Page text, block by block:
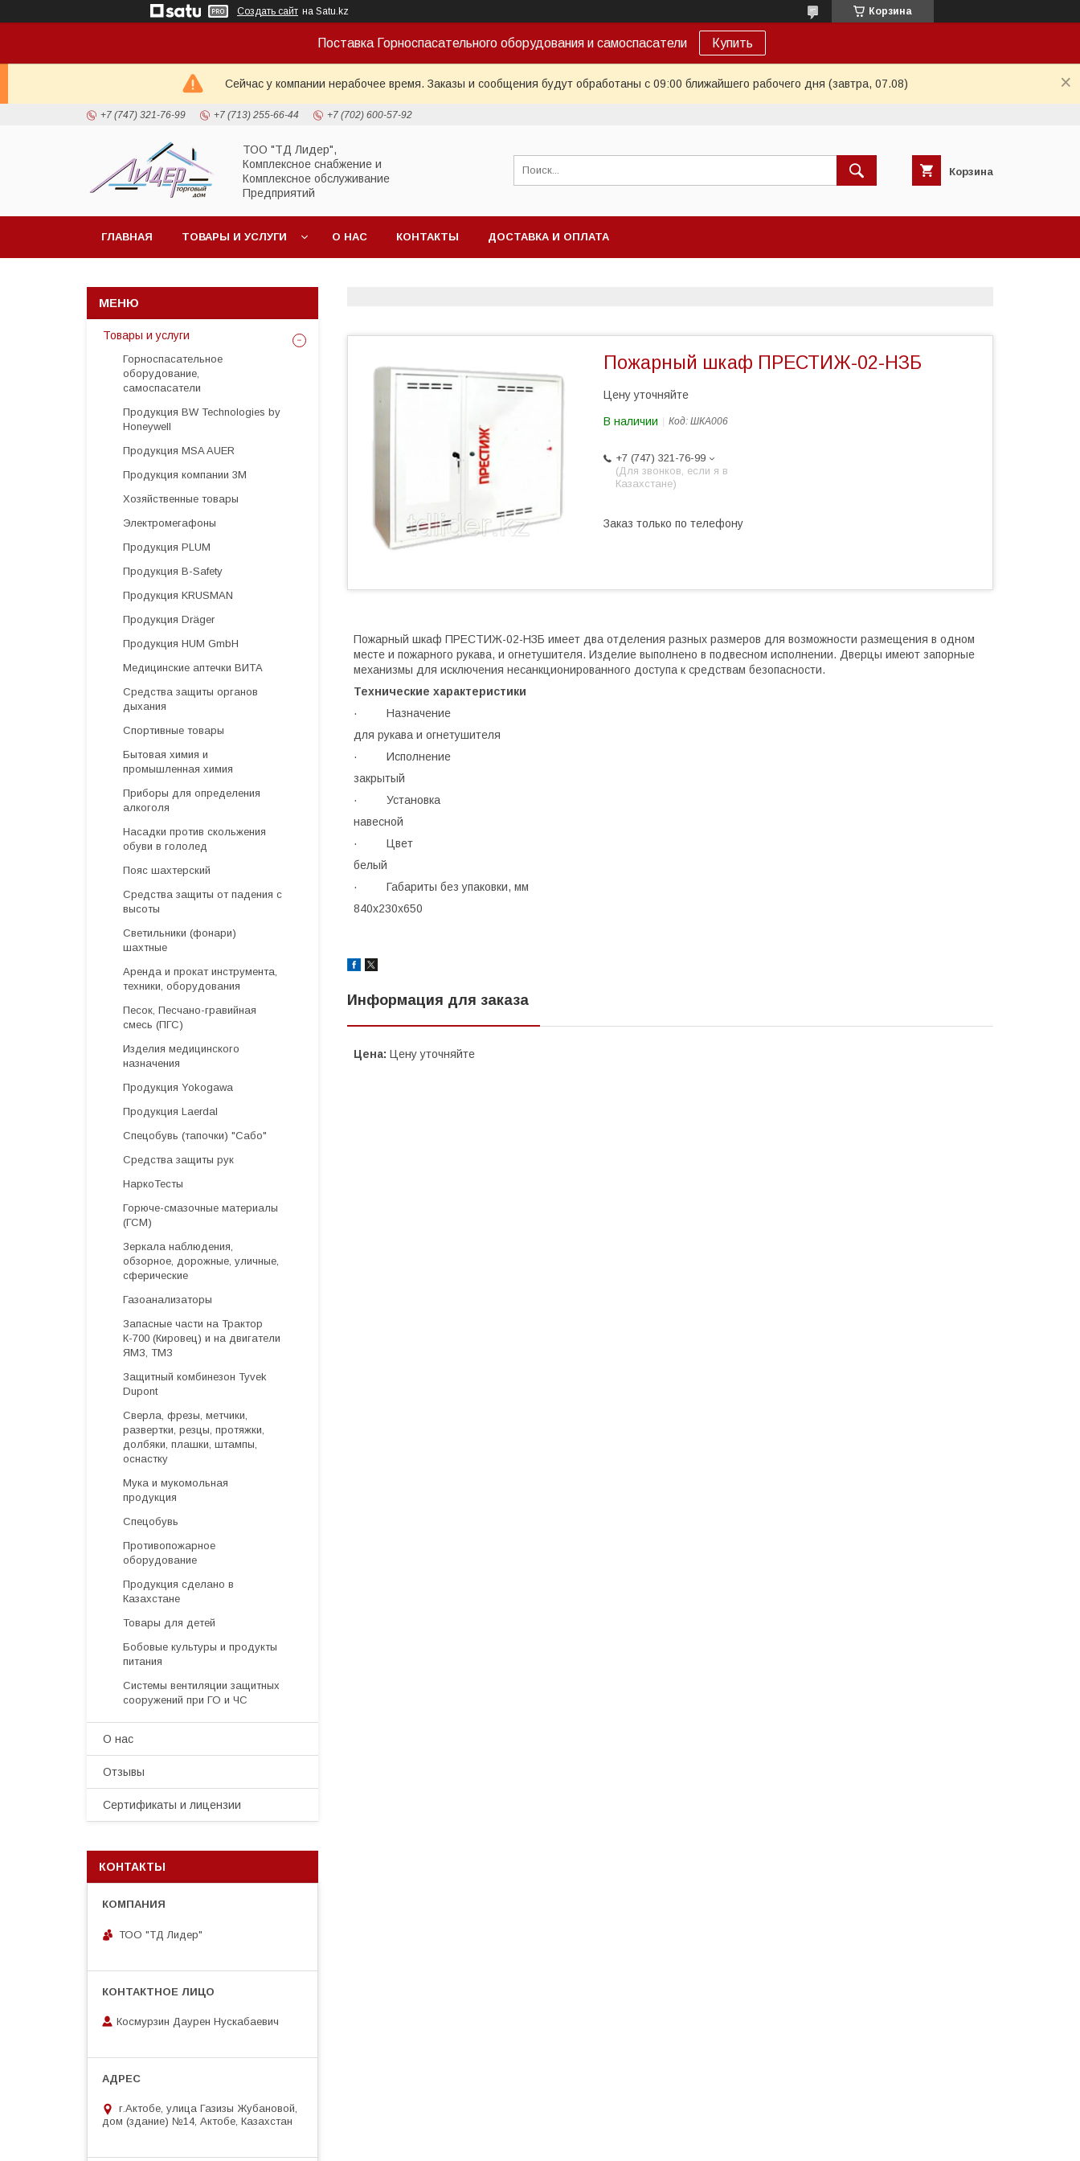
Создать сайт на Satu.kz Корзина
Поставка Горноспасательного оборудования и самоспасатели Купить
Сейчас у компании нерабочее время. Заказы и сообщения будут обработаны с 09:00 ближайшего рабочего дня (завтра, 07.08)
+7 (747) 321-76-99 +7 (713) 255-66-44 +7 (702) 600-57-92
ТОО "ТД Лидер",
Комплексное снабжение и
Комплексное обслуживание
Предприятий
Корзина
ГЛАВНАЯ ТОВАРЫ И УСЛУГИ О НАС КОНТАКТЫ ДОСТАВКА И ОПЛАТА
Пожарный шкаф ПРЕСТИЖ-02-НЗБ
Цену уточняйте
В наличии Код: ШКА006
+7 (747) 321-76-99
(Для звонков, если я в
Казахстане)
Заказ только по телефону
Пожарный шкаф ПРЕСТИЖ-02-НЗБ имеет два отделения разных размеров для возможности размещения в одном
месте и пожарного рукава, и огнетушителя. Изделие выполнено в подвесном исполнении. Дверцы имеют запорные
механизмы для исключения несанкционированного доступа к средствам безопасности.
Технические характеристики
· Назначение
для рукава и огнетушителя
· Исполнение
закрытый
· Установка
навесной
· Цвет
белый
· Габариты без упаковки, мм
840x230х650
Информация для заказа
Цена: Цену уточняйте
Товары и услуги
Горноспасательное
оборудование,
самоспасатели
Продукция BW Technologies by
Honeywell
Продукция MSA AUER
Продукция компании 3М
Хозяйственные товары
Электромегафоны
Продукция PLUM
Продукция B-Safety
Продукция KRUSMAN
Продукция Dräger
Продукция HUM GmbH
Медицинские аптечки ВИТА
Средства защиты органов
дыхания
Спортивные товары
Бытовая химия и
промышленная химия
Приборы для определения
алкоголя
Насадки против скольжения
обуви в гололед
Пояс шахтерский
Средства защиты от падения с
высоты
Светильники (фонари)
шахтные
Аренда и прокат инструмента,
техники, оборудования
Песок, Песчано-гравийная
смесь (ПГС)
Изделия медицинского
назначения
Продукция Yokogawa
Продукция Laerdal
Спецобувь (тапочки) "Сабо"
Средства защиты рук
НаркоТесты
Горюче-смазочные материалы
(ГСМ)
Зеркала наблюдения,
обзорное, дорожные, уличные,
сферические
Газоанализаторы
Запасные части на Трактор
К-700 (Кировец) и на двигатели
ЯМЗ, ТМЗ
Защитный комбинезон Tyvek
Dupont
Cверла, фрезы, метчики,
развертки, резцы, протяжки,
долбяки, плашки, штампы,
оснастку
Мука и мукомольная
продукция
Спецобувь
Противопожарное
оборудование
Продукция сделано в
Казахстане
Товары для детей
Бобовые культуры и продукты
питания
Системы вентиляции защитных
сооружений при ГО и ЧС
О нас
Отзывы
Сертификаты и лицензии
КОНТАКТЫ
ТОО "ТД Лидер"
Космурзин Даурен Нускабаевич
г.Актобе, улица Газизы Жубановой,
дом (здание) №14, Актобе, Казахстан